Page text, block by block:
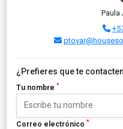
Paula
¿Prefieres que te
Tu nombre *
Correo electrónico *